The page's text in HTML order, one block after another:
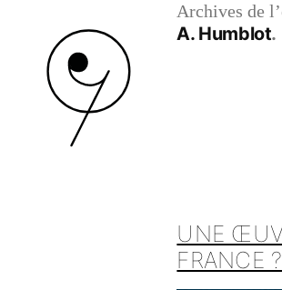
Archives de
A. Humblot
UNE
FRANCE ?